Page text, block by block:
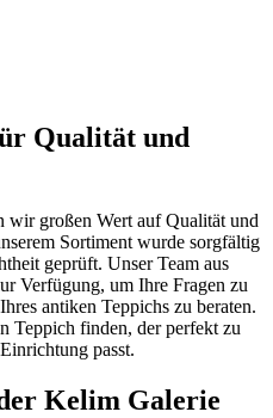
Qualität und
großen Wert auf Qualität und
Sortiment wurde sorgfältig
geprüft. Unser Team aus
Verfügung, um Ihre Fragen zu
antiken Teppichs zu beraten.
Teppich finden, der perfekt zu
passt.
Kelim Galerie